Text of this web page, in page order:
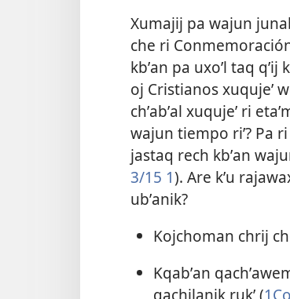
Xumajij pa wajun
che ri
kbʼan pa uxoʼl taq qʼij
oj Cristianos xuqujeʼ
chʼabʼal xuqujeʼ ri
wajun tiempo riʼ? Pa
jastaq rech kbʼan
3/15 1). Are kʼu
ubʼanik?
Kojchoman chrij
Kqabʼan